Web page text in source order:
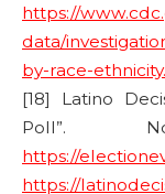
https://
data/
by-race-
[18] Latino
Poll”.
https://
https://